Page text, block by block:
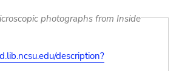
photographs from Inside
description?